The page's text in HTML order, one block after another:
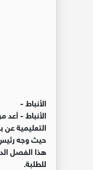
الأنباط -
الأنباط - أعد
التعليمية
حيث وجه رئيس
هذا الفصل
للطلبة.